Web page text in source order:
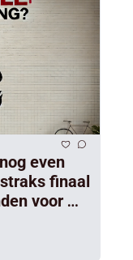
even
finaal
voor